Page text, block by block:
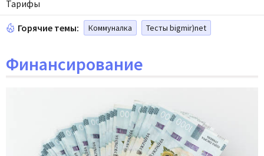
Тарифы
Горячие темы: Коммуналка Тесты bigmir)net
Финансирование